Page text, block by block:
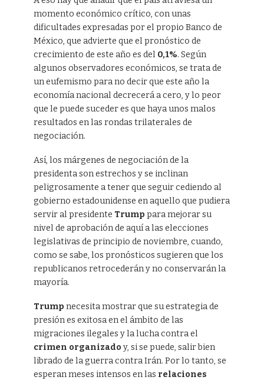
momento económico crítico, con unas
dificultades expresadas por el propio Banco de
México, que advierte que el pronóstico de
crecimiento de este año es del 0,1%. Según
algunos observadores económicos, se trata de
un eufemismo para no decir que este año la
economía nacional decrecerá a cero, y lo peor
que le puede suceder es que haya unos malos
resultados en las rondas trilaterales de
negociación.
Así, los márgenes de negociación de la
presidenta son estrechos y se inclinan
peligrosamente a tener que seguir cediendo al
gobierno estadounidense en aquello que pudiera
servir al presidente Trump para mejorar su
nivel de aprobación de aquí a las elecciones
legislativas de principio de noviembre, cuando,
como se sabe, los pronósticos sugieren que los
republicanos retrocederán y no conservarán la
mayoría.
Trump necesita mostrar que su estrategia de
presión es exitosa en el ámbito de las
migraciones ilegales y la lucha contra el
crimen organizado y, si se puede, salir bien
librado de la guerra contra Irán. Por lo tanto, se
esperan meses intensos en las relaciones